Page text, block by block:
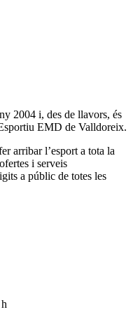
2004 i, des de llavors, és
EMD de Valldoreix.
arribar l’esport a tota la
i serveis
a públic de totes les